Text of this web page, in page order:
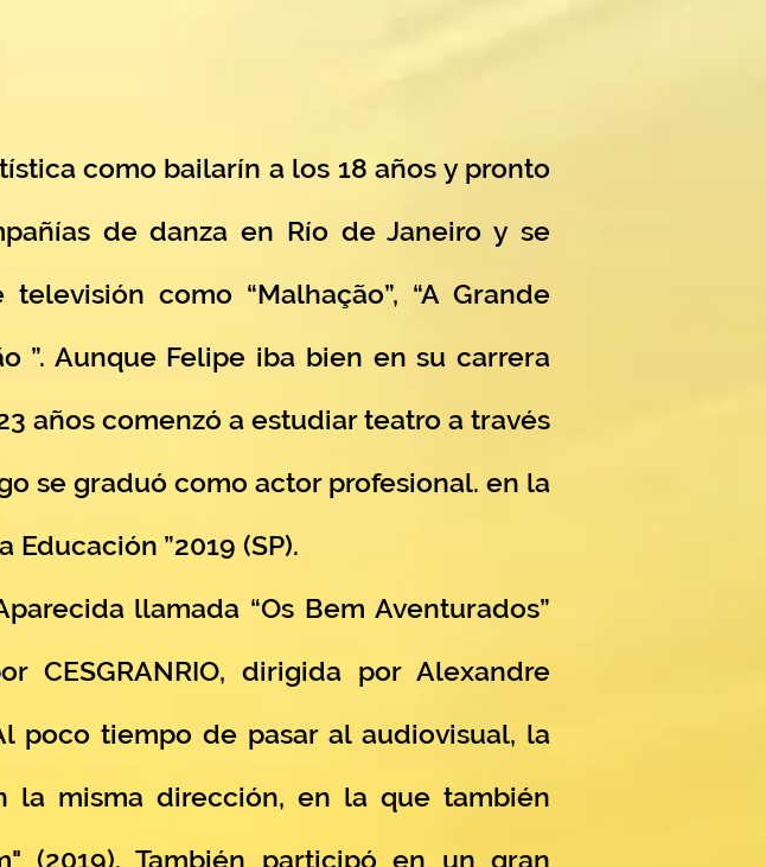
como bailarín a los 18 años y pronto
de danza en Río de Janeiro y se
como “Malhação”, “A Grande
”. Aunque Felipe iba bien en su carrera
años comenzó a estudiar teatro a través
se graduó como actor profesional. en la
”2019 (SP).
llamada “Os Bem Aventurados”
dirigida por Alexandre
poco tiempo de pasar al audiovisual, la
misma dirección, en la que también
(2019). También participó en un gran